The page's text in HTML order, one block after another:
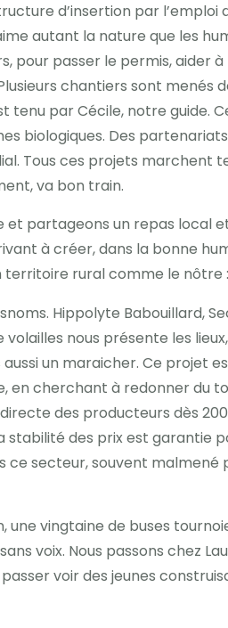
d’insertion par
autant la nature que les
pour passer le permis, aider
chantiers sont menés
tenu par Cécile, notre guide.
biologiques. Des
Tous ces projets marchent
va bon train.
partageons un repas local
à créer, dans la bonne
rural comme le nôtre :
Hippolyte Babouillard,
nous présente les
un maraicher. Ce projet
en cherchant à redonner du
des producteurs dès
stabilité des prix est garantie
ce secteur, souvent malmené
une vingtaine de buses
voix. Nous passons chez
voir des jeunes